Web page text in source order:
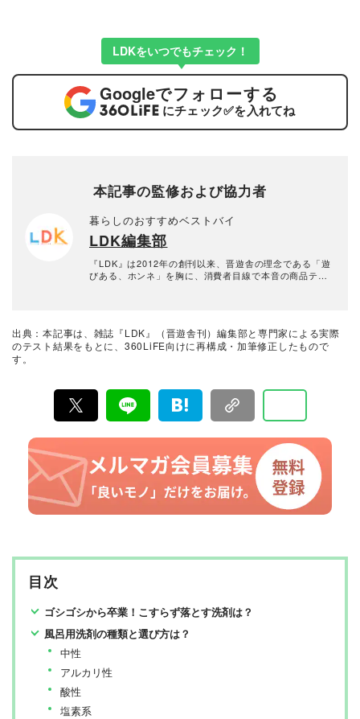
LDKをいつでもチェック！
Googleでフォローする
にチェック✅を入れてね
本記事の監修および協力者
暮らしのおすすめベストバイ
LDK編集部
『LDK』は2012年の創刊以来、晋遊舎の理念である「遊
びある、ホンネ」を胸に、消費者目線で本音の商品テス
て見つけた「本当に良いもの」と「お役立ち情報」を厳
選してあなたにお届け。編集長・高橋咲彩を中心に、11
出典：本記事は、雑誌『LDK』（晋遊舎刊）編集部と専門家による実際
のテスト結果をもとに、360LiFE向けに再構成・加筆修正したもので
す。
目次
ゴシゴシから卒業！こすらず落とす洗剤は？
風呂用洗剤の種類と選び方は？
中性
アルカリ性
酸性
塩素系